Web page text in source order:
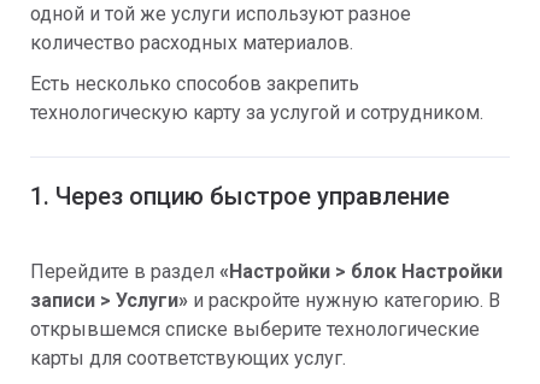
одной и той же услуги используют разное
количество расходных материалов.
Есть несколько способов закрепить
технологическую карту за услугой и сотрудником.
1. Через опцию быстрое управление
Перейдите в раздел «Настройки > блок Настройки
записи > Услуги» и раскройте нужную категорию. В
открывшемся списке выберите технологические
карты для соответствующих услуг.